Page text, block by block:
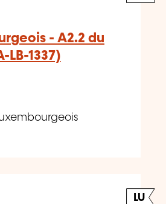
- A2.2 du
LB-1337)
LU